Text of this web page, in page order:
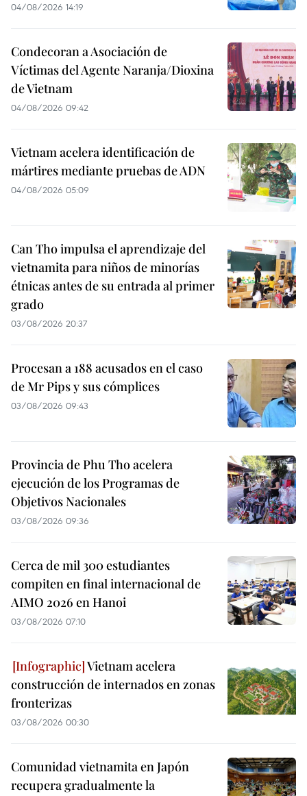
04/08/2026 14:19
Condecoran a Asociación de
Víctimas del Agente Naranja/Dioxina
de Vietnam
04/08/2026 09:42
Vietnam acelera identificación de
mártires mediante pruebas de ADN
04/08/2026 05:09
Can Tho impulsa el aprendizaje del
vietnamita para niños de minorías
étnicas antes de su entrada al primer
grado
03/08/2026 20:37
Procesan a 188 acusados en el caso
de Mr Pips y sus cómplices
03/08/2026 09:43
Provincia de Phu Tho acelera
ejecución de los Programas de
Objetivos Nacionales
03/08/2026 09:36
Cerca de mil 300 estudiantes
compiten en final internacional de
AIMO 2026 en Hanoi
03/08/2026 07:10
Vietnam acelera
construcción de internados en zonas
fronterizas
03/08/2026 00:30
Comunidad vietnamita en Japón
recupera gradualmente la